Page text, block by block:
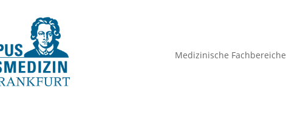
Medizinische Fachbereiche